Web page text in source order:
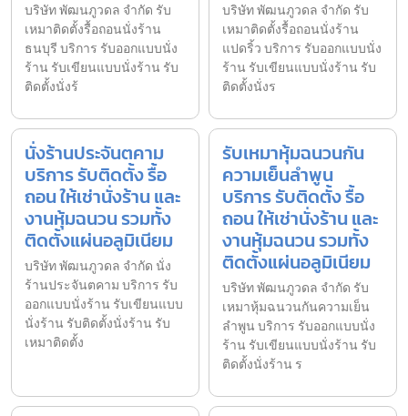
บริษัท พัฒนภูวดล จำกัด รับ
เหมาติดตั้งรื้อถอนนั่งร้าน
ธนบุรี บริการ รับออกแบบนั่ง
ร้าน รับเขียนแบบนั่งร้าน รับ
ติดตั้งนั่งร้
บริษัท พัฒนภูวดล จำกัด รับ
เหมาติดตั้งรื้อถอนนั่งร้าน
แปดริ้ว บริการ รับออกแบบนั่ง
ร้าน รับเขียนแบบนั่งร้าน รับ
ติดตั้งนั่งร
นั่งร้านประจันตคาม
บริการ รับติดตั้ง รื้อ
ถอน ให้เช่านั่งร้าน และ
งานหุ้มฉนวน รวมทั้ง
ติดตั้งแผ่นอลูมิเนียม
บริษัท พัฒนภูวดล จำกัด นั่ง
ร้านประจันตคาม บริการ รับ
ออกแบบนั่งร้าน รับเขียนแบบ
นั่งร้าน รับติดตั้งนั่งร้าน รับ
เหมาติดตั้ง
รับเหมาหุ้มฉนวนกัน
ความเย็นลำพูน
บริการ รับติดตั้ง รื้อ
ถอน ให้เช่านั่งร้าน และ
งานหุ้มฉนวน รวมทั้ง
ติดตั้งแผ่นอลูมิเนียม
บริษัท พัฒนภูวดล จำกัด รับ
เหมาหุ้มฉนวนกันความเย็น
ลำพูน บริการ รับออกแบบนั่ง
ร้าน รับเขียนแบบนั่งร้าน รับ
ติดตั้งนั่งร้าน ร